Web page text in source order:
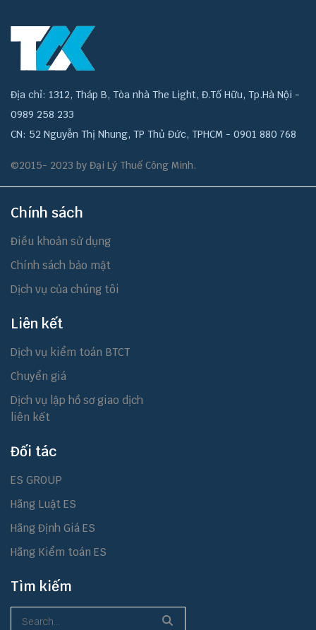
Địa chỉ: 1312, Tháp B, Tòa nhà The Light, Đ.Tố Hữu, Tp.Hà Nội -
0989 258 233
CN: 52 Nguyễn Thị Nhung, TP Thủ Đức, TPHCM - 0901 880 768
©2015- 2023 by Đại Lý Thuế Công Minh.
Chính sách
Điều khoản sử dụng
Chính sách bảo mật
Dịch vụ của chúng tôi
Liên kết
Dịch vụ kiểm toán BTCT
Chuyển giá
Dịch vụ lập hồ sơ giao dịch
liên kết
Đối tác
ES GROUP
Hãng Luật ES
Hãng Định Giá ES
Hãng Kiểm toán ES
Tìm kiếm